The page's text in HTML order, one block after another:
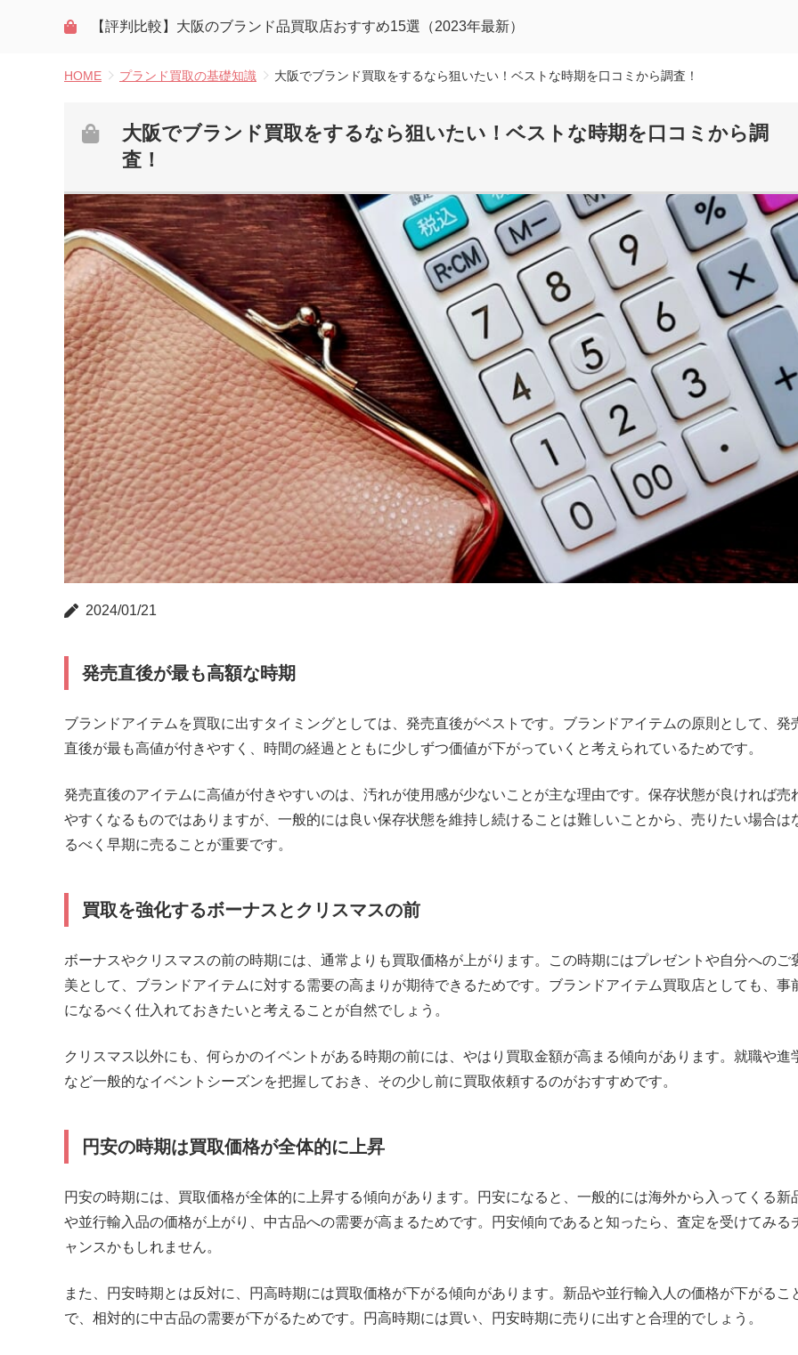
【評判比較】大阪のブランド品買取店おすすめ15選（2023年最新）
HOME プランド買取の基礎知識 大阪でブランド買取をするなら狙いたい！ベストな時期を口コミから調査！
大阪でブランド買取をするなら狙いたい！ベストな時期を口コミから調
査！
2024/01/21
発売直後が最も高額な時期
ブランドアイテムを買取に出すタイミングとしては、発売直後がベストです。ブランドアイテムの原則として、発
直後が最も高値が付きやすく、時間の経過とともに少しずつ価値が下がっていくと考えられているためです。
発売直後のアイテムに高値が付きやすいのは、汚れが使用感が少ないことが主な理由です。保存状態が良ければ売
やすくなるものではありますが、一般的には良い保存状態を維持し続けることは難しいことから、売りたい場合は
るべく早期に売ることが重要です。
買取を強化するボーナスとクリスマスの前
ボーナスやクリスマスの前の時期には、通常よりも買取価格が上がります。この時期にはプレゼントや自分へのご
美として、ブランドアイテムに対する需要の高まりが期待できるためです。ブランドアイテム買取店としても、事
になるべく仕入れておきたいと考えることが自然でしょう。
クリスマス以外にも、何らかのイベントがある時期の前には、やはり買取金額が高まる傾向があります。就職や進
など一般的なイベントシーズンを把握しておき、その少し前に買取依頼するのがおすすめです。
円安の時期は買取価格が全体的に上昇
円安の時期には、買取価格が全体的に上昇する傾向があります。円安になると、一般的には海外から入ってくる新
や並行輸入品の価格が上がり、中古品への需要が高まるためです。円安傾向であると知ったら、査定を受けてみる
ャンスかもしれません。
また、円安時期とは反対に、円高時期には買取価格が下がる傾向があります。新品や並行輸入人の価格が下がるこ
で、相対的に中古品の需要が下がるためです。円高時期には買い、円安時期に売りに出すと合理的でしょう。